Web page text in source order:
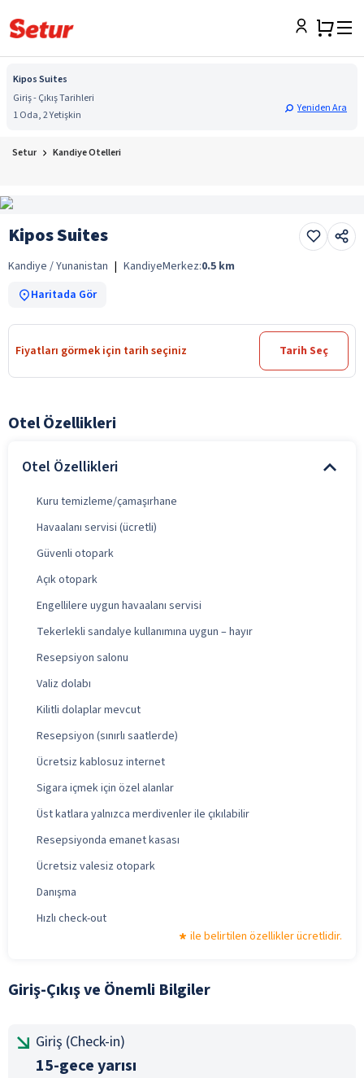
Kipos Suites
Giriş - Çıkış Tarihleri
1 Oda, 2 Yetişkin
Yeniden Ara
Setur Kandiye Otelleri
Kipos Suites
Kandiye / Yunanistan | KandiyeMerkez:0.5 km
Haritada Gör
Fiyatları görmek için tarih seçiniz Tarih Seç
Otel Özellikleri
Otel Özellikleri
Kuru temizleme/çamaşırhane
Havaalanı servisi (ücretli)
Güvenli otopark
Açık otopark
Engellilere uygun havaalanı servisi
Tekerlekli sandalye kullanımına uygun – hayır
Resepsiyon salonu
Valiz dolabı
Kilitli dolaplar mevcut
Resepsiyon (sınırlı saatlerde)
Ücretsiz kablosuz internet
Sigara içmek için özel alanlar
Üst katlara yalnızca merdivenler ile çıkılabilir
Resepsiyonda emanet kasası
Ücretsiz valesiz otopark
Danışma
Hızlı check-out
ile belirtilen özellikler ücretlidir.
Giriş-Çıkış ve Önemli Bilgiler
Giriş (Check-in)
15-gece yarısı